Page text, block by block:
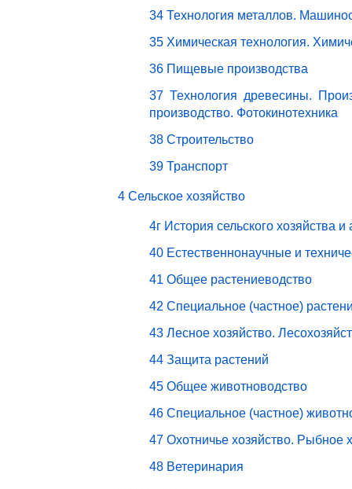
34 Технология металлов.
35 Химическая технология.
36 Пищевые производства
37 Технология древесины.
производство. Фотокинотехника
38 Строительство
39 Транспорт
4 Сельское хозяйство
4г История сельского хозяйства
40 Естественнонаучные и
41 Общее растениеводство
42 Специальное (частное)
43 Лесное хозяйство.
44 Защита растений
45 Общее животноводство
46 Специальное (частное)
47 Охотничье хозяйство. Рыбное
48 Ветеринария